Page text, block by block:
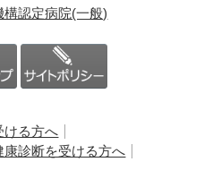
認定病院(一般)
ける方へ
康診断を受ける方へ